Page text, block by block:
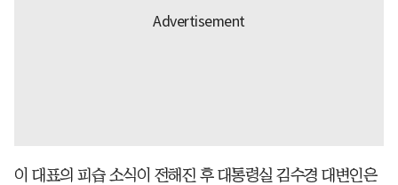
이 대표의 피습 소식이 전해진 후 대통령실 김수경 대변인은